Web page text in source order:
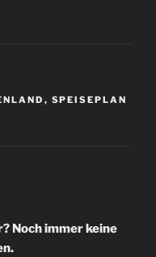
, SPEISEPLAN
Noch immer keine